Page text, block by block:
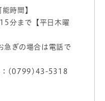
時間】
分まで【平日木曜
急ぎの場合は電話で
：(0799)43-5318